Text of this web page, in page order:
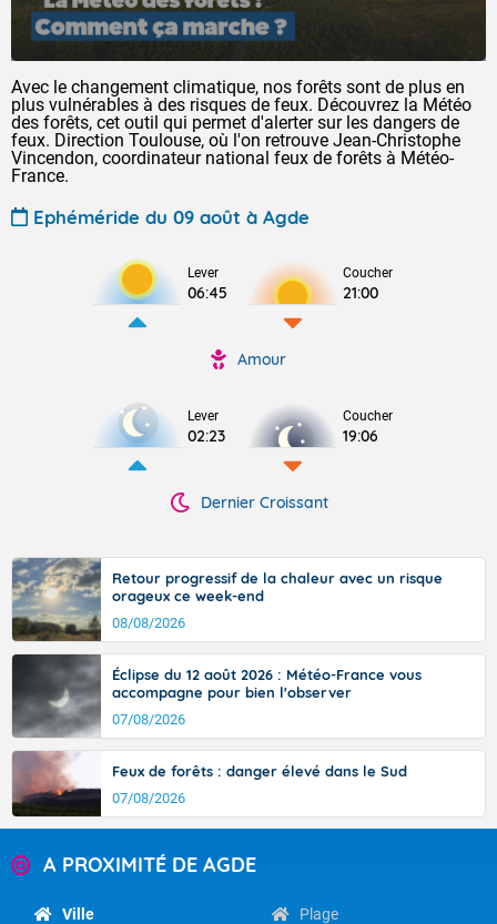
Avec le changement climatique, nos forêts sont de plus en
plus vulnérables à des risques de feux. Découvrez la Météo
des forêts, cet outil qui permet d'alerter sur les dangers de
feux. Direction Toulouse, où l'on retrouve Jean-Christophe
Vincendon, coordinateur national feux de forêts à Météo-
France.
Ephéméride du 09 août à Agde
Lever
06:45
Coucher
21:00
Amour
Lever
02:23
Coucher
19:06
Dernier Croissant
Retour progressif de la chaleur avec un risque
orageux ce week-end
08/08/2026
Éclipse du 12 août 2026 : Météo-France vous
accompagne pour bien l'observer
07/08/2026
Feux de forêts : danger élevé dans le Sud
07/08/2026
A PROXIMITÉ DE AGDE
Ville Plage